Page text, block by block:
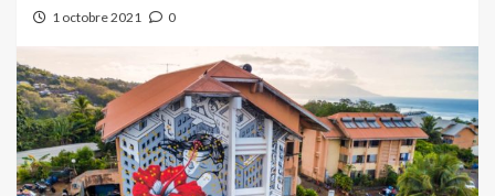
1 octobre 2021 0